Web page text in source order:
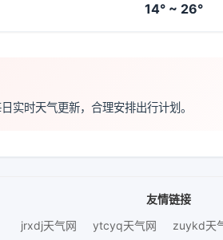
14° ~ 26°
实时天气更新，合理安排出行计划。
友情链接
jrxdj天气网
ytcyq天气网 zuykd天